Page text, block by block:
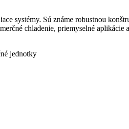
systémy. Sú známe robustnou
chladenie, priemyselné
jednotky